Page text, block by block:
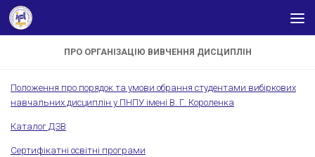
Skip to content
ПРО ОРГАНІЗАЦІЮ ВИВЧЕННЯ ДИСЦИПЛІН
Положення про порядок та умови обрання студентами вибіркових
навчальних дисциплін у ПНПУ імені В. Г. Короленка
Каталог ДЗВ
Сертифікатні освітні програми